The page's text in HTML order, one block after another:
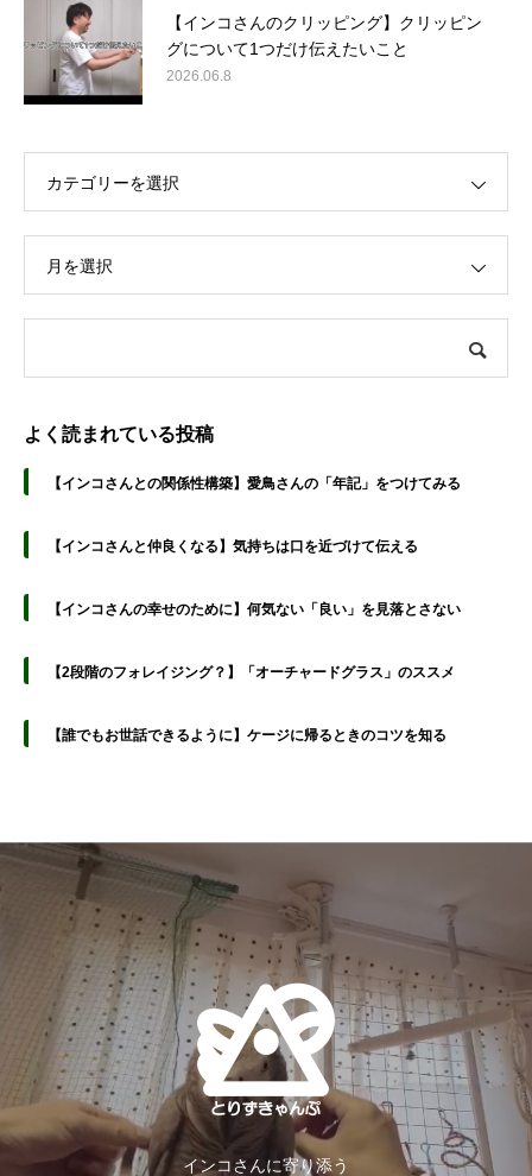
【インコさんのクリッピング】クリッピン
グについて1つだけ伝えたいこと
2026.06.8
カテゴリーを選択
月を選択
よく読まれている投稿
【インコさんとの関係性構築】愛鳥さんの「年記」をつけてみる
【インコさんと仲良くなる】気持ちは口を近づけて伝える
【インコさんの幸せのために】何気ない「良い」を見落とさない
【2段階のフォレイジング？】「オーチャードグラス」のススメ
【誰でもお世話できるように】ケージに帰るときのコツを知る
インコさんに寄り添う